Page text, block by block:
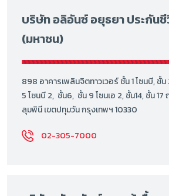
บริษัท อลิอันซ์ อยุธยา ประกัน
(มหาชน)
898 อาคารเพลินจิตทาวเวอร์ ชั้น 1 โซนบี, ชั้
5 โซนบี 2, ชั้น6, ชั้น 9 โซนเอ 2, ชั้น14, ชั้น
ลุมพินี เขตปทุมวัน กรุงเทพฯ 10330
02-305-7000